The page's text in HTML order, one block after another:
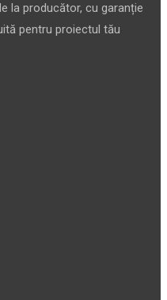
la producător, cu garanție
pentru proiectul tău